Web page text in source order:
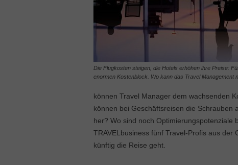
Die Flugkosten steigen, die Hotels erhöhen ihre Preise:
enormen Kostenblock. Wo kann das Travel Management
können Travel Manager dem wachsenden
können bei Geschäftsreisen die Schrauben
her? Wo sind noch Optimierungspotenziale
TRAVELbusiness fünf Travel-Profis aus der
künftig die Reise geht.